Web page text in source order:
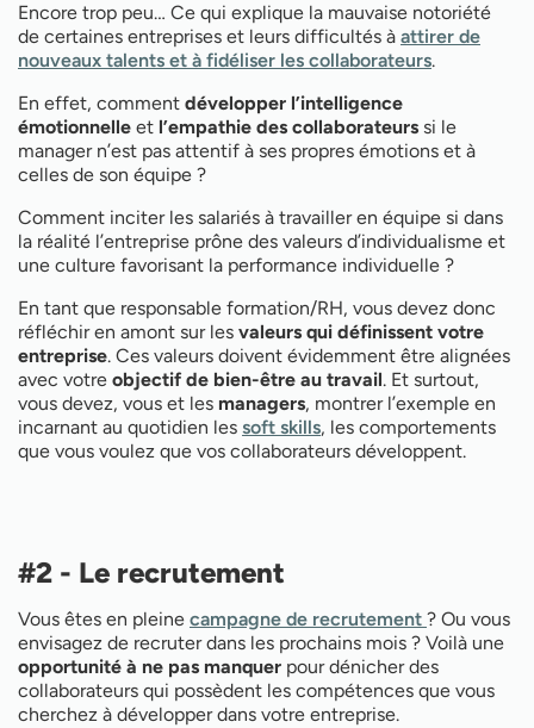
Encore trop peu… Ce qui explique la mauvaise notoriété
de certaines entreprises et leurs difficultés à attirer de
nouveaux talents et à fidéliser les collaborateurs.
En effet, comment développer l’intelligence
émotionnelle et l’empathie des collaborateurs si le
manager n’est pas attentif à ses propres émotions et à
celles de son équipe ?
Comment inciter les salariés à travailler en équipe si dans
la réalité l’entreprise prône des valeurs d’individualisme et
une culture favorisant la performance individuelle ?
En tant que responsable formation/RH, vous devez donc
réfléchir en amont sur les valeurs qui définissent votre
entreprise. Ces valeurs doivent évidemment être alignées
avec votre objectif de bien-être au travail. Et surtout,
vous devez, vous et les managers, montrer l’exemple en
incarnant au quotidien les soft skills, les comportements
que vous voulez que vos collaborateurs développent.
#2 - Le recrutement
Vous êtes en pleine campagne de recrutement ? Ou vous
envisagez de recruter dans les prochains mois ? Voilà une
opportunité à ne pas manquer pour dénicher des
collaborateurs qui possèdent les compétences que vous
cherchez à développer dans votre entreprise.